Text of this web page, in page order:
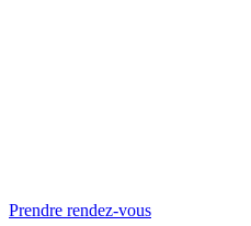
Prendre rendez-vous